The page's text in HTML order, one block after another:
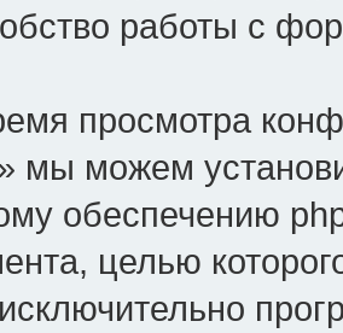
работы с
просмотра
мы можем
обеспечению
целью